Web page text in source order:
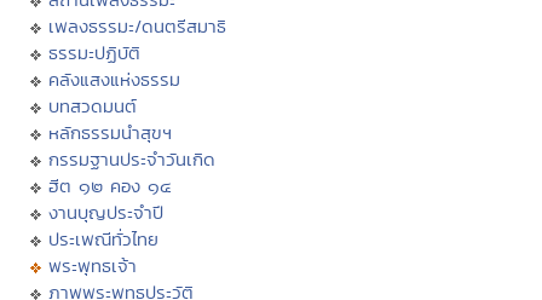
เพลงธรรมะ/ดนตรีสมาธิ
ธรรมะปฏิบัติ
คลังแสงแห่งธรรม
บทสวดมนต์
หลักธรรมนำสุขฯ
กรรมฐานประจำวันเกิด
ฮีต ๑๒ คอง ๑๔
งานบุญประจำปี
ประเพณีทั่วไทย
พระพุทธเจ้า
ภาพพระพุทธประวัติ